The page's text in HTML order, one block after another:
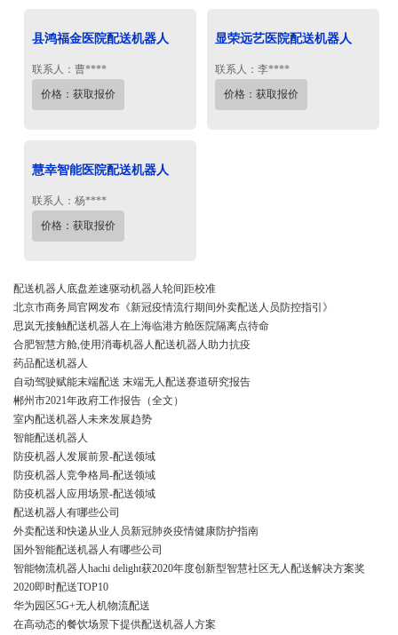
县鸿福金医院配送机器人
联系人：曹****
价格：获取报价
显荣远艺医院配送机器人
联系人：李****
价格：获取报价
慧幸智能医院配送机器人
联系人：杨****
价格：获取报价
配送机器人底盘差速驱动机器人轮间距校准
北京市商务局官网发布《新冠疫情流行期间外卖配送人员防控指引》
思岚无接触配送机器人在上海临港方舱医院隔离点待命
合肥智慧方舱,使用消毒机器人配送机器人助力抗疫
药品配送机器人
自动驾驶赋能末端配送 末端无人配送赛道研究报告
郴州市2021年政府工作报告（全文）
室内配送机器人未来发展趋势
智能配送机器人
防疫机器人发展前景-配送领域
防疫机器人竞争格局-配送领域
防疫机器人应用场景-配送领域
配送机器人有哪些公司
外卖配送和快递从业人员新冠肺炎疫情健康防护指南
国外智能配送机器人有哪些公司
智能物流机器人hachi delight获2020年度创新型智慧社区无人配送解决方案奖
2020即时配送TOP10
华为园区5G+无人机物流配送
在高动态的餐饮场景下提供配送机器人方案